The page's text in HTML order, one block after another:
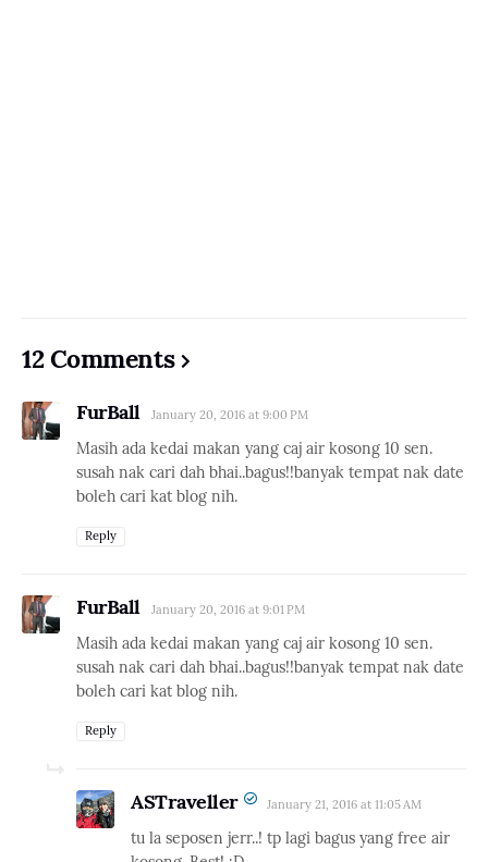
12 Comments
FurBall January 20, 2016 at 9:00 PM
Masih ada kedai makan yang caj air kosong 10 sen.
susah nak cari dah bhai..bagus!!banyak tempat nak date
boleh cari kat blog nih.
Reply
FurBall January 20, 2016 at 9:01 PM
Masih ada kedai makan yang caj air kosong 10 sen.
susah nak cari dah bhai..bagus!!banyak tempat nak date
boleh cari kat blog nih.
Reply
ASTraveller January 21, 2016 at 11:05 AM
tu la seposen jerr..! tp lagi bagus yang free air